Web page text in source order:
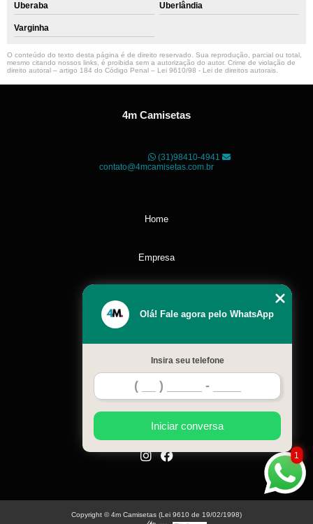
Uberaba Uberlândia
Varginha
O conteúdo do texto desta página é de direito reservado. Sua reprodução, parcial ou total,
mesmo citando nossos links, é proibida sem a autorização do autor. Crime de violação de
direito autoral – artigo 184 do Código Penal – Lei 9610/98 - Lei de direitos autorais
4m Camisetas
(31)98410-4941
contato@4mcamisetas.com.br
Home
Empresa
Contato
Mapa do site
1
Olá! Fale agora pelo WhatsApp
Insira seu telefone
Iniciar conversa
Copyright © 4m Camisetas (Lei 9610 de 19/02/1998)